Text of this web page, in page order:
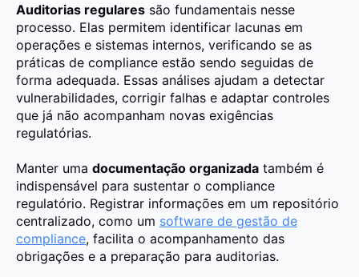
Auditorias regulares são fundamentais nesse
processo. Elas permitem identificar lacunas em
operações e sistemas internos, verificando se as
práticas de compliance estão sendo seguidas de
forma adequada. Essas análises ajudam a detectar
vulnerabilidades, corrigir falhas e adaptar controles
que já não acompanham novas exigências
regulatórias.
Manter uma documentação organizada também é
indispensável para sustentar o compliance
regulatório. Registrar informações em um repositório
centralizado, como um software de gestão de
compliance, facilita o acompanhamento das
obrigações e a preparação para auditorias.